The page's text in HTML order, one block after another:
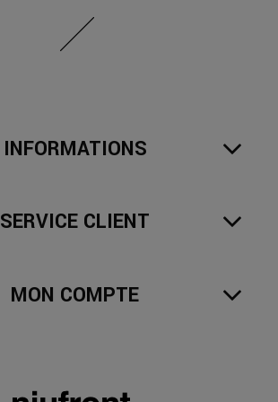
INFORMATIONS
SERVICE CLIENT
MON COMPTE